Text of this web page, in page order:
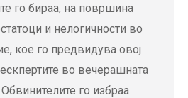
го бираа, на површина
и нелогичности во
кое го предвидува овој
во вечерашната
го избраа